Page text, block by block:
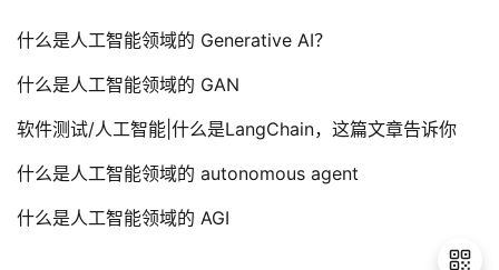
什么是人工智能领域的 Generative AI？
什么是人工智能领域的 GAN
软件测试/人工智能|什么是LangChain，这篇文章告诉你
什么是人工智能领域的 autonomous agent
什么是人工智能领域的 AGI